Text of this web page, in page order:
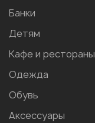
Банки
Детям
Кафе и рестораны
Одежда
Обувь
Аксессуары